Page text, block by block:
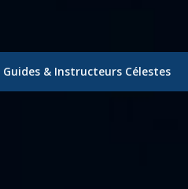
Guides & Instructeurs Célestes